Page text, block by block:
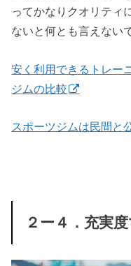
ってかなりクオリティ
ないと何とも言えない
安く利用できるトレー
ジムの比較
スポーツジムは民間と
２ー４．充実